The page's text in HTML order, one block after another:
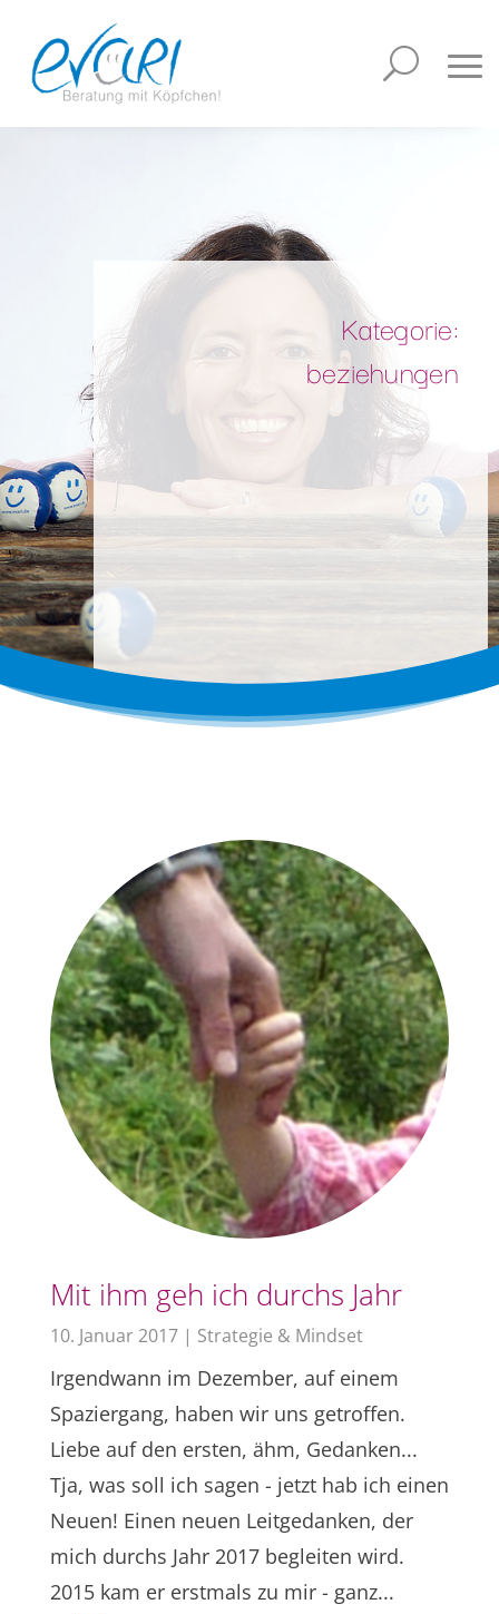
Kategorie:
beziehungen
Mit ihm geh ich durchs Jahr
10. Januar 2017| Strategie & Mindset
Irgendwann im Dezember, auf einem
Spaziergang, haben wir uns getroffen.
Liebe auf den ersten, ähm, Gedanken...
Tja, was soll ich sagen - jetzt hab ich einen
Neuen! Einen neuen Leitgedanken, der
mich durchs Jahr 2017 begleiten wird.
2015 kam er erstmals zu mir - ganz...